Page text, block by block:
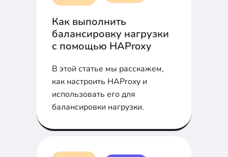
Как выполнить
балансировку нагрузки
с помощью HAProxy
В этой статье мы расскажем,
как настроить HAProxy и
использовать его для
балансировки нагрузки.